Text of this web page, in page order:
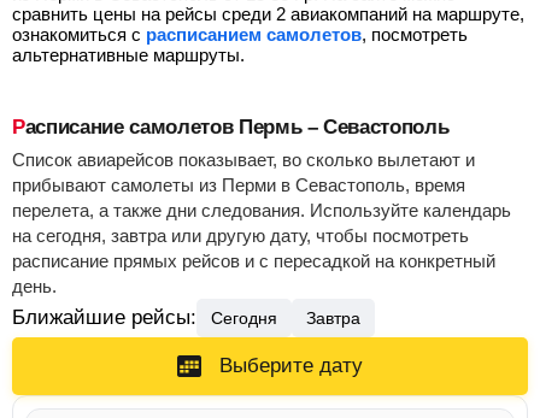
сравнить цены на рейсы среди 2 авиакомпаний на маршруте,
ознакомиться с расписанием самолетов, посмотреть
альтернативные маршруты.
Расписание самолетов Пермь – Севастополь
Список авиарейсов показывает, во сколько вылетают и
прибывают самолеты из Перми в Севастополь, время
перелета, а также дни следования. Используйте календарь
на сегодня, завтра или другую дату, чтобы посмотреть
расписание прямых рейсов и с пересадкой на конкретный
день.
Ближайшие рейсы: Сегодня Завтра
Выберите дату